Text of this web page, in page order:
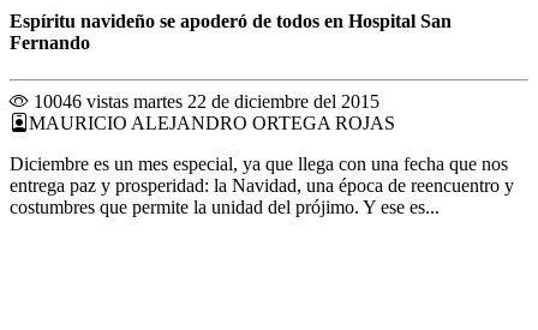
Espíritu navideño se apoderó de todos en Hospital San
Fernando
10046 vistas martes 22 de diciembre del 2015
MAURICIO ALEJANDRO ORTEGA ROJAS
Diciembre es un mes especial, ya que llega con una fecha que nos
entrega paz y prosperidad: la Navidad, una época de reencuentro y
costumbres que permite la unidad del prójimo. Y ese es...